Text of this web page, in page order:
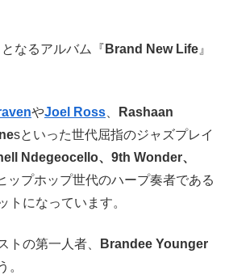
なるアルバム『 Brand New Life 』
やJoel Ross、
Rashaan
sといった世代屈指のジャズプレイ
Ndegeocello、9th Wonder、
ップホップ世代のハープ奏者である
トになっています。
トの第一人者、
Brandee Younger
。